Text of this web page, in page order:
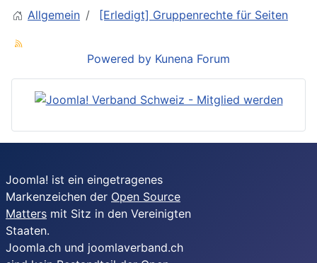
Allgemein [Erledigt] Gruppenrechte für Seiten
Powered by Kunena Forum
Joomla! ist ein eingetragenes
Markenzeichen der Open Source
Matters mit Sitz in den Vereinigten
Staaten.
Joomla.ch und joomlaverband.ch